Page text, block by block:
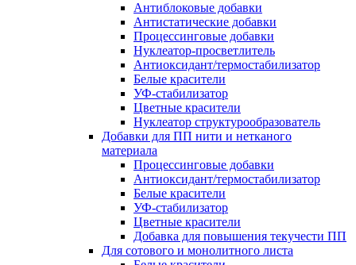
Антиблоковые добавки
Антистатические добавки
Процессинговые добавки
Нуклеатор-просветлитель
Антиоксидант/термостабилизатор
Белые красители
УФ-стабилизатор
Цветные красители
Нуклеатор структурообразователь
Добавки для ПП нити и нетканого
материала
Процессинговые добавки
Антиоксидант/термостабилизатор
Белые красители
УФ-стабилизатор
Цветные красители
Добавка для повышения текучести ПП
Для сотового и монолитного листа